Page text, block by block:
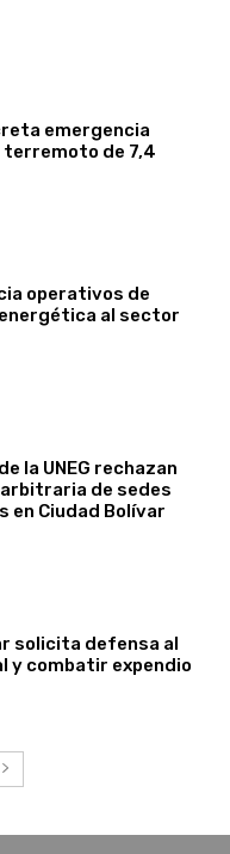
emergencia
de 7,4
operativos de
al sector
la UNEG rechazan
de sedes
en Ciudad Bolívar
solicita defensa al
y combatir expendio